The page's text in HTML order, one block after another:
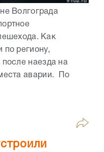
Волгограда
Как
региону,
после наезда на
аварии. По